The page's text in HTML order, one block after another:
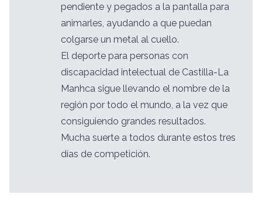
pendiente y pegados a la pantalla para
animarles, ayudando a que puedan
colgarse un metal al cuello.
El deporte para personas con
discapacidad intelectual de Castilla-La
Manhca sigue llevando el nombre de la
región por todo el mundo, a la vez que
consiguiendo grandes resultados.
Mucha suerte a todos durante estos tres
días de competición.